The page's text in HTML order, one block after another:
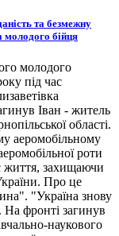
та безмежну
молодого бійця
молодого
під час
Іван - житель
області.
аеромобільному
роти
життя, захищаючи
Про це
"Україна знову
На фронті загинув
наукового